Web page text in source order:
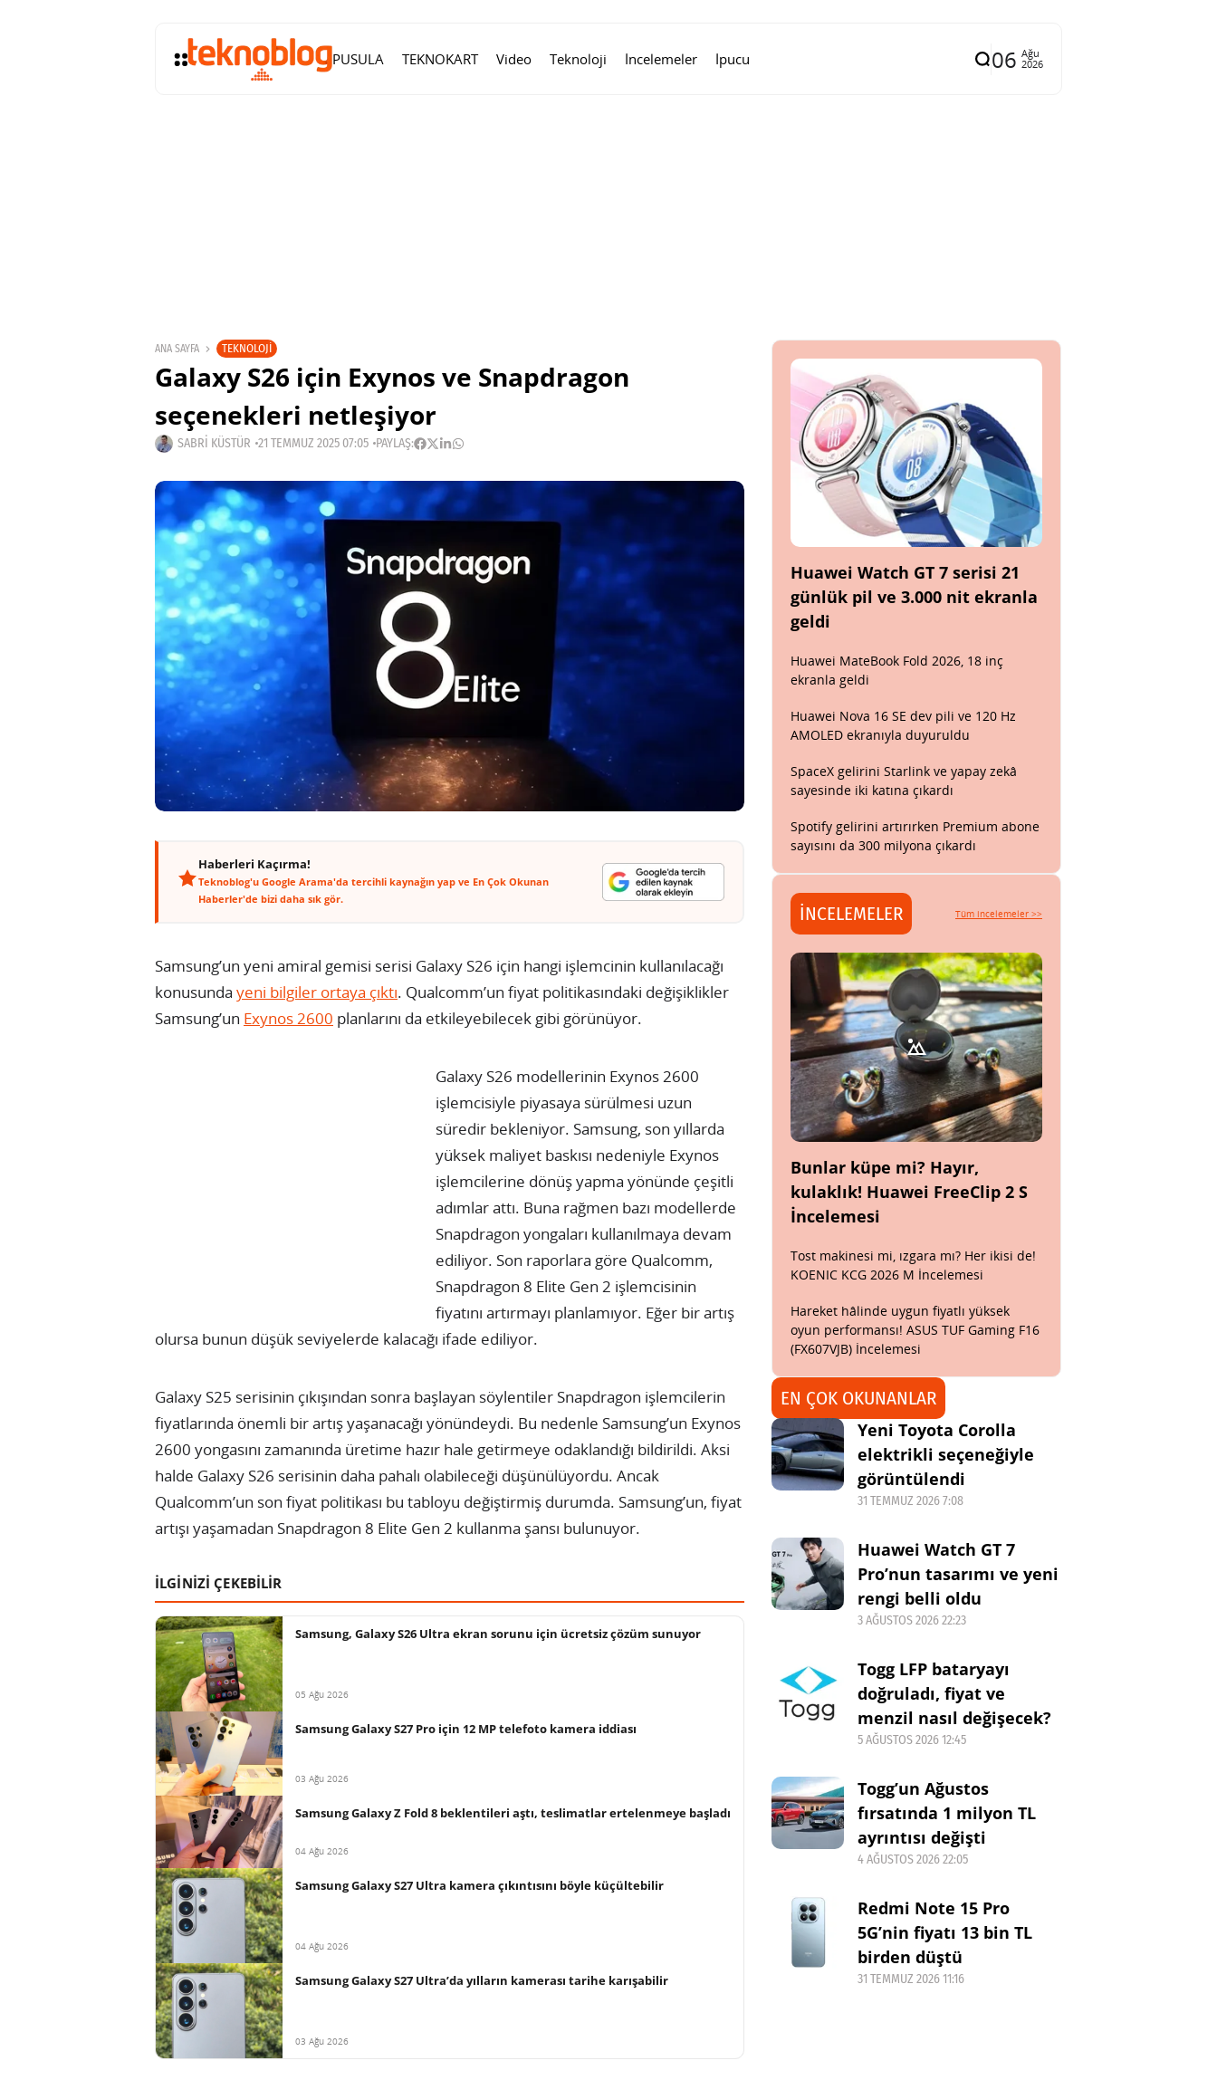
PUSULA TEKNOKART Video Teknoloji İncelemeler İpucu 06 Ağu
2026
ANA SAYFA TEKNOLOJI
Galaxy S26 için Exynos ve Snapdragon
seçenekleri netleşiyor
SABRI KÜSTÜR 21 TEMMUZ 2025 07:05 PAYLAŞ:
Haberleri Kaçırma!
Teknoblog'u Google Arama'da tercihli kaynağın yap ve En Çok Okunan
Haberler'de bizi daha sık gör.
Samsung’un yeni amiral gemisi serisi Galaxy S26 için hangi işlemcinin kullanılacağı
konusunda yeni bilgiler ortaya çıktı. Qualcomm’un fiyat politikasındaki değişiklikler
Samsung’un Exynos 2600 planlarını da etkileyebilecek gibi görünüyor.
Galaxy S26 modellerinin Exynos 2600
işlemcisiyle piyasaya sürülmesi uzun
süredir bekleniyor. Samsung, son yıllarda
yüksek maliyet baskısı nedeniyle Exynos
işlemcilerine dönüş yapma yönünde çeşitli
adımlar attı. Buna rağmen bazı modellerde
Snapdragon yongaları kullanılmaya devam
ediliyor. Son raporlara göre Qualcomm,
Snapdragon 8 Elite Gen 2 işlemcisinin
fiyatını artırmayı planlamıyor. Eğer bir artış
olursa bunun düşük seviyelerde kalacağı ifade ediliyor.
Galaxy S25 serisinin çıkışından sonra başlayan söylentiler Snapdragon işlemcilerin
fiyatlarında önemli bir artış yaşanacağı yönündeydi. Bu nedenle Samsung’un Exynos
2600 yongasını zamanında üretime hazır hale getirmeye odaklandığı bildirildi. Aksi
halde Galaxy S26 serisinin daha pahalı olabileceği düşünülüyordu. Ancak
Qualcomm’un son fiyat politikası bu tabloyu değiştirmiş durumda. Samsung’un, fiyat
artışı yaşamadan Snapdragon 8 Elite Gen 2 kullanma şansı bulunuyor.
İLGİNİZİ ÇEKEBİLİR
Samsung, Galaxy S26 Ultra ekran sorunu için ücretsiz çözüm sunuyor
05 Ağu 2026
Samsung Galaxy S27 Pro için 12 MP telefoto kamera iddiası
03 Ağu 2026
Samsung Galaxy Z Fold 8 beklentileri aştı, teslimatlar ertelenmeye başladı
04 Ağu 2026
Samsung Galaxy S27 Ultra kamera çıkıntısını böyle küçültebilir
04 Ağu 2026
Samsung Galaxy S27 Ultra’da yılların kamerası tarihe karışabilir
03 Ağu 2026
Huawei Watch GT 7 serisi 21
günlük pil ve 3.000 nit ekranla
geldi
Huawei MateBook Fold 2026, 18 inç
ekranla geldi
Huawei Nova 16 SE dev pili ve 120 Hz
AMOLED ekranıyla duyuruldu
SpaceX gelirini Starlink ve yapay zekâ
sayesinde iki katına çıkardı
Spotify gelirini artırırken Premium abone
sayısını da 300 milyona çıkardı
İNCELEMELER Tüm incelemeler >>
Bunlar küpe mi? Hayır,
kulaklık! Huawei FreeClip 2 S
İncelemesi
Tost makinesi mi, ızgara mı? Her ikisi de!
KOENIC KCG 2026 M İncelemesi
Hareket hâlinde uygun fiyatlı yüksek
oyun performansı! ASUS TUF Gaming F16
(FX607VJB) İncelemesi
EN ÇOK OKUNANLAR
Yeni Toyota Corolla
elektrikli seçeneğiyle
görüntülendi
31 TEMMUZ 2026 7:08
Huawei Watch GT 7
Pro’nun tasarımı ve yeni
rengi belli oldu
3 AĞUSTOS 2026 22:23
Togg LFP bataryayı
doğruladı, fiyat ve
menzil nasıl değişecek?
5 AĞUSTOS 2026 12:45
Togg’un Ağustos
fırsatında 1 milyon TL
ayrıntısı değişti
4 AĞUSTOS 2026 22:05
Redmi Note 15 Pro
5G’nin fiyatı 13 bin TL
birden düştü
31 TEMMUZ 2026 11:16